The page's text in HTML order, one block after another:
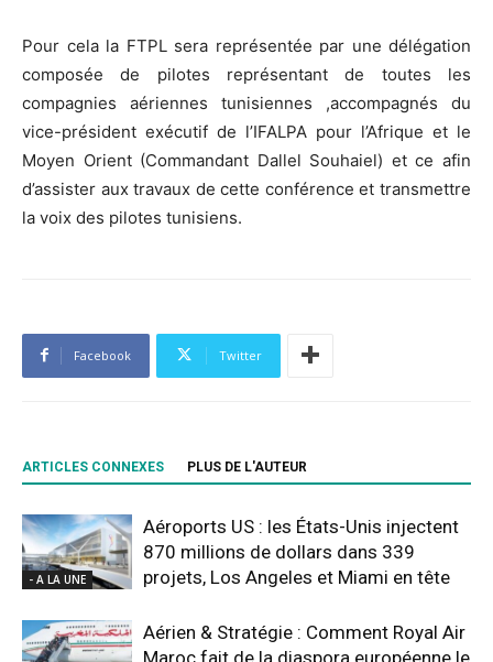
Pour cela la FTPL sera représentée par une délégation
composée de pilotes représentant de toutes les
compagnies aériennes tunisiennes ,accompagnés du
vice-président exécutif de l’IFALPA pour l’Afrique et le
Moyen Orient (Commandant Dallel Souhaiel) et ce afin
d’assister aux travaux de cette conférence et transmettre
la voix des pilotes tunisiens.
Facebook Twitter
ARTICLES CONNEXES PLUS DE L'AUTEUR
- A LA UNE
Aéroports US : les États-Unis injectent
870 millions de dollars dans 339
projets, Los Angeles et Miami en tête
Aérien & Stratégie : Comment Royal Air
Maroc fait de la diaspora européenne le